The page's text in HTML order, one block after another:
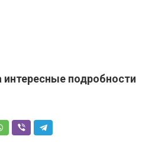
интересные подробности